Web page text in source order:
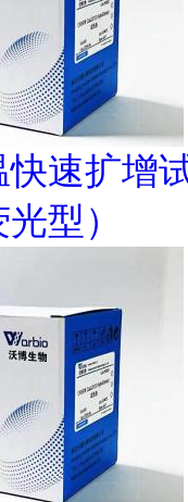
速扩增
型）